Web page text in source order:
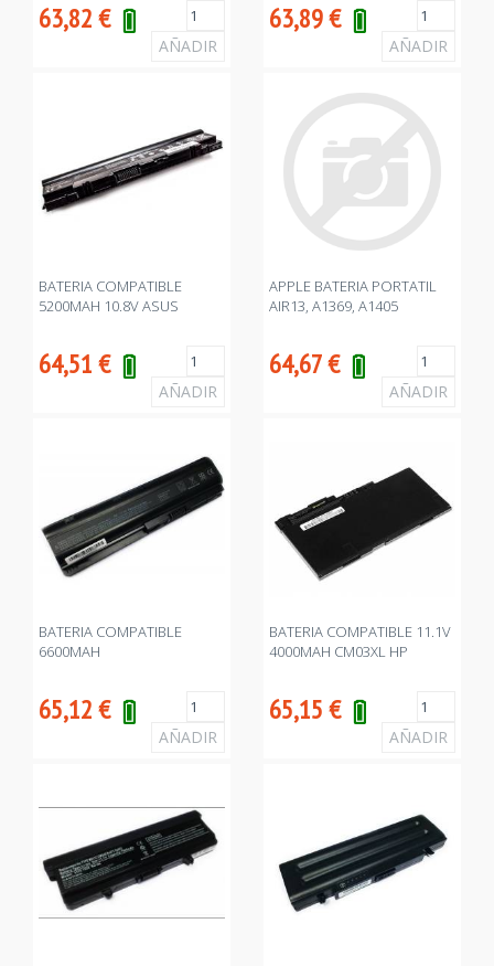
63,82€ 63,89€
BATERIA COMPATIBLE
5200MAH 10.8V ASUS
64,51€
APPLE BATERIA PORTATIL
AIR13, A1369, A1405
64,67€
BATERIA COMPATIBLE
6600MAH
65,12€
BATERIA COMPATIBLE 11.1V
4000MAH CM03XL HP
65,15€